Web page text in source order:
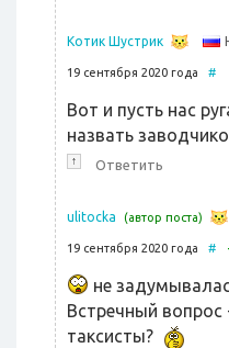
Котик Шустрик
19 сентября 2020 года #
Вот и пусть нас
назвать
↑ Ответить
ulitocka (автор поста)
19 сентября 2020 года #
не
Встречный вопрос
таксисты?